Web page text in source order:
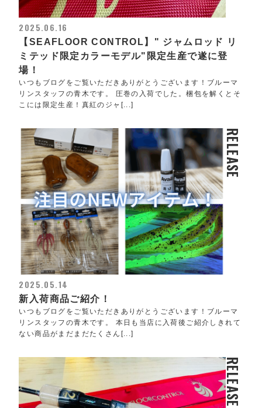
2025.06.16
【SEAFLOOR CONTROL】" ジャムロッド リ
ミテッド限定カラーモデル"限定生産で遂に登
場！
いつもブログをご覧いただきありがとうございます！ブルーマ
リンスタッフの青木です。 圧巻の入荷でした。梱包を解くとそ
こには限定生産！真紅のジャ[...]
RELEASE
2025.05.14
新入荷商品ご紹介！
いつもブログをご覧いただきありがとうございます！ブルーマ
リンスタッフの青木です。 本日も当店に入荷後ご紹介しきれて
ない商品がまだまだたくさん[...]
RELEASE